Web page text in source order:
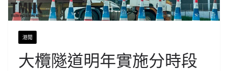
港聞
大欖隧道明年實施分時段